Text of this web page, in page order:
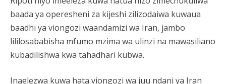
baada ya operesheni za kijeshi zilizodaiwa kuwaua
baadhi ya viongozi waandamizi wa Iran, jambo
lililosababisha mfumo mzima wa ulinzi na mawasiliano
kubadilishwa kwa tahadhari kubwa.
Inaelezwa kuwa hata viongozi wa juu ndani ya Iran